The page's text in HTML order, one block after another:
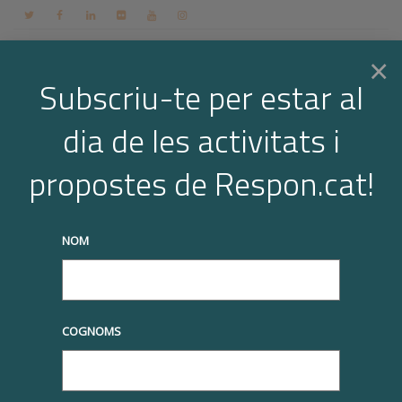
Contacte Espai membres Login CA
Cerqueu a la Biblioteca Respon.cat
Principal
Territori Socialment Responsable (TSR)
Tortosa | Reconeixement Respon.cat al territori socialment
Imprimiu
×
Subscriu-te per estar al
dia de les activitats i
propostes de Respon.cat!
NOM
COGNOMS